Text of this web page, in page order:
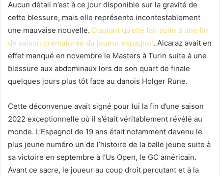
Aucun détail n’est à ce jour disponible sur la gravité de
cette blessure, mais elle représente incontestablement
une mauvaise nouvelle. D’autant qu’elle fait suite à une fin
de saison prématurée du joueur espagnol. Alcaraz avait en
effet manqué en novembre le Masters à Turin suite à une
blessure aux abdominaux lors de son quart de finale
quelques jours plus tôt face au danois Holger Rune.
Cette déconvenue avait signé pour lui la fin d’une saison
2022 exceptionnelle où il s’était véritablement révélé au
monde. L’Espagnol de 19 ans était notamment devenu le
plus jeune numéro un de l’histoire de la balle jeune suite à
sa victoire en septembre à l’Us Open, le GC américain.
Avant ce sacre, le joueur au coup droit percutant et à la